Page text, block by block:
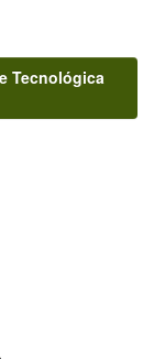
Tecnológica